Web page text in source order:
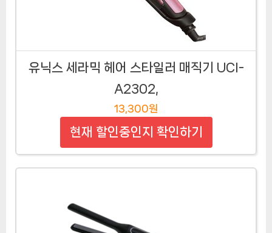
유닉스 세라믹 헤어 스타일러 매직기 UCI-
A2302,
13,300원
현재 할인중인지 확인하기